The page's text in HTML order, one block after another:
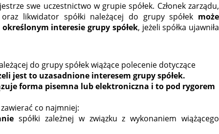
swe uczestnictwo w grupie spółek. Członek zarządu,
likwidator spółki należącej do grupy spółek może
określonym interesie grupy spółek, jeżeli spółka ujawniła
do grupy spółek wiążące polecenie dotyczące
jest to uzasadnione interesem grupy spółek.
forma pisemna lub elektroniczna i to pod rygorem
co najmniej:
spółki zależnej w związku z wykonaniem wiążącego